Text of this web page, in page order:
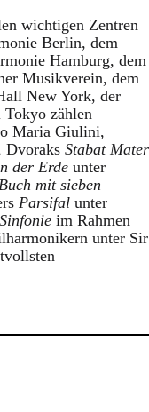
wichtigen Zentren
Berlin, dem
Hamburg, dem
Musikverein, dem
New York, der
zählen
Maria Giulini,
Dvoraks Stabat Mater
der Erde unter
mit sieben
Parsifal unter
im Rahmen
unter Sir